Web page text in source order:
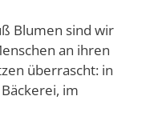
Blumen sind wir
an ihren
überrascht: in
im